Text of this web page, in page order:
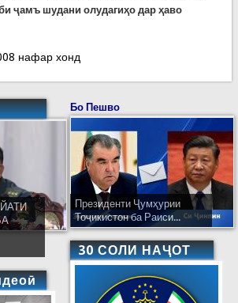
ҷамъ шудани олудагиҳо дар ҳаво
ҳаво дар ду рӯзи оянда: ЭҲТИЁТ
нафар хонд
Бо Пешво
Президенти Ҷумҳурии
Тоҷикистон ба Раиси...
30 СОЛИ НАҶОТ